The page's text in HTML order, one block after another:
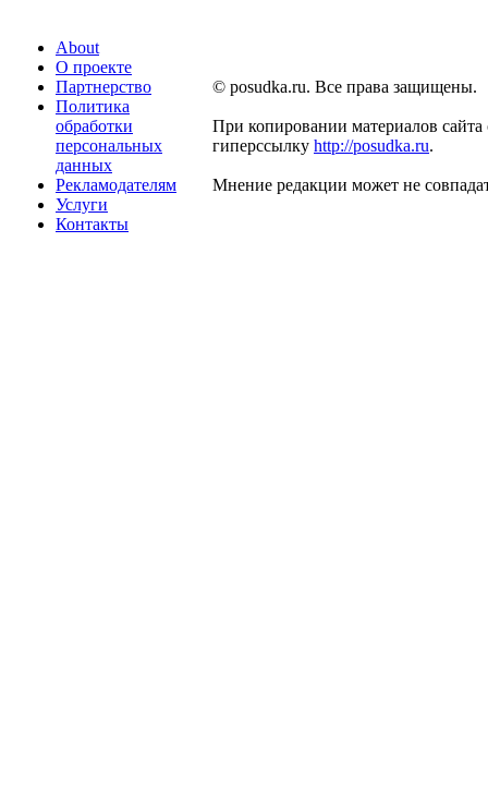
About
О проекте
Партнерство
Политика
обработки
персональных
данных
Рекламодателям
Услуги
Контакты
© posudka.ru. Все права защищены.
При копировании материалов сайта
гиперссылку http://posudka.ru.
Мнение редакции может не